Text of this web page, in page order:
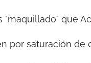
"maquillado" que
por saturación de